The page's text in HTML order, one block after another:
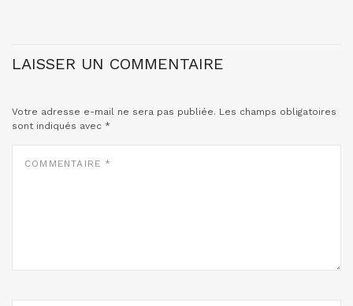
LAISSER UN COMMENTAIRE
Votre adresse e-mail ne sera pas publiée. Les champs obligatoires
sont indiqués avec *